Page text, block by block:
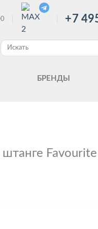
+7
БРЕНДЫ